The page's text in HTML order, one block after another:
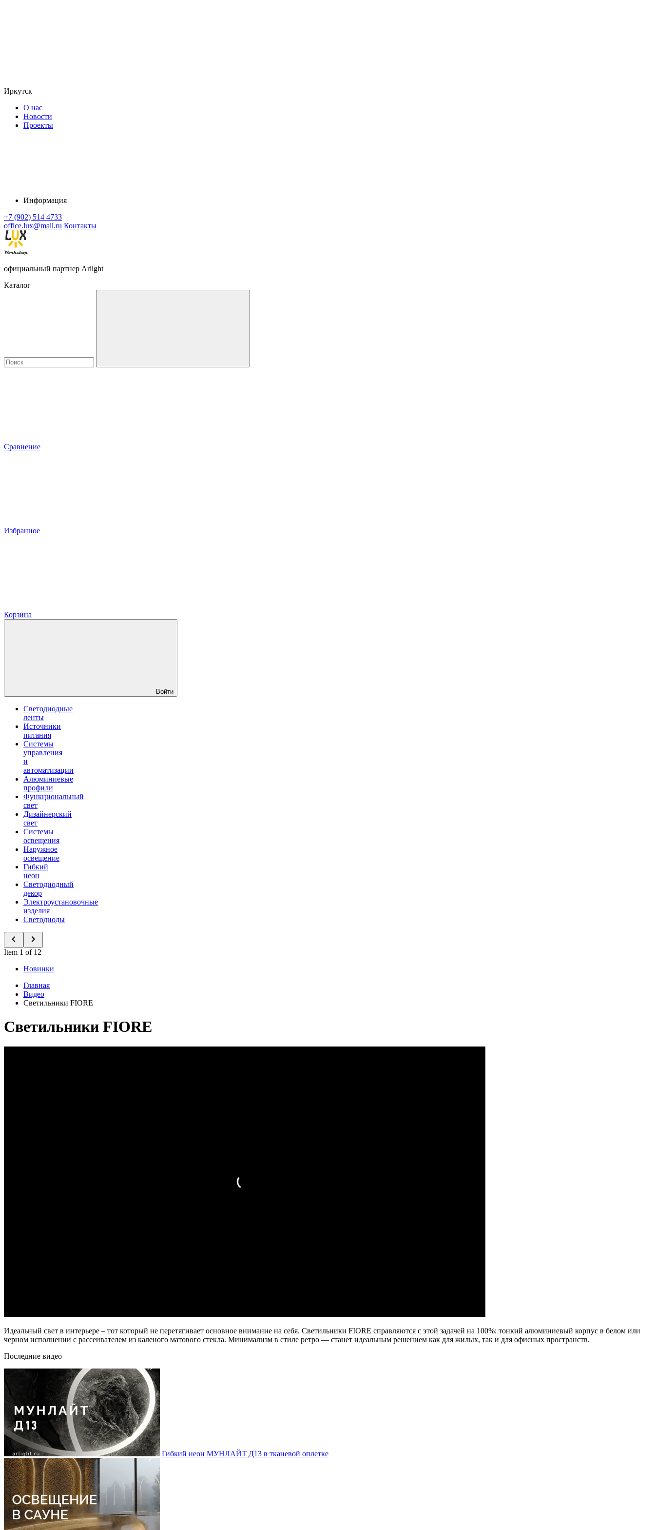
Иркутск
О нас
Новости
Проекты
Информация
+7 (902) 514 4733
office.lux@mail.ru Контакты
официальный партнер Arlight
Каталог
Сравнение
Избранное
Корзина
Войти
Светодиодные
ленты
Источники
питания
Системы
управления
и
автоматизации
Алюминиевые
профили
Функциональный
свет
Дизайнерский
свет
Системы
освещения
Наружное
освещение
Гибкий
неон
Светодиодный
декор
Электроустановочные
изделия
Светодиоды
Item 1 of 12
Новинки
Главная
Видео
Светильники FIORE
Светильники FIORE
Идеальный свет в интерьере – тот который не перетягивает основное внимание на себя. Светильники FIORE справляются с этой задачей на 100%: тонкий алюминиевый корпус в белом или
черном исполнении с рассеивателем из каленого матового стекла. Минимализм в стиле ретро — станет идеальным решением как для жилых, так и для офисных пространств.
Последние видео
Гибкий неон МУНЛАЙТ Д13 в тканевой оплетке